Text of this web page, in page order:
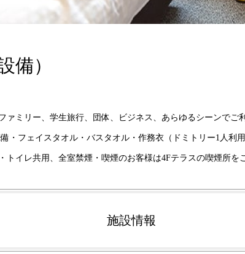
1
備）
ァミリー、学生旅行、団体、ビジネス、あらゆるシーンでご
・フェイスタオル・バスタオル・作務衣（ドミトリー1人利用
トイレ共用、全室禁煙・喫煙のお客様は4Fテラスの喫煙所を
施設情報